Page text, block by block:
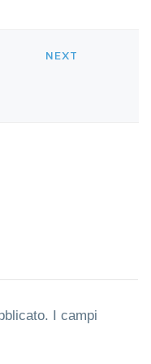
NEXT
I campi